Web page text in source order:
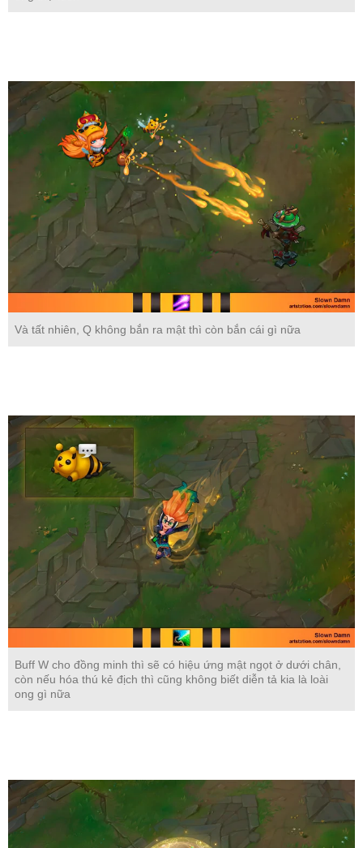
Và tất nhiên, Q không bắn ra mật thì còn bắn cái gì nữa
Buff W cho đồng minh thì sẽ có hiệu ứng mật ngọt ở dưới chân,
còn nếu hóa thú kẻ địch thì cũng không biết diễn tả kia là loài
ong gì nữa